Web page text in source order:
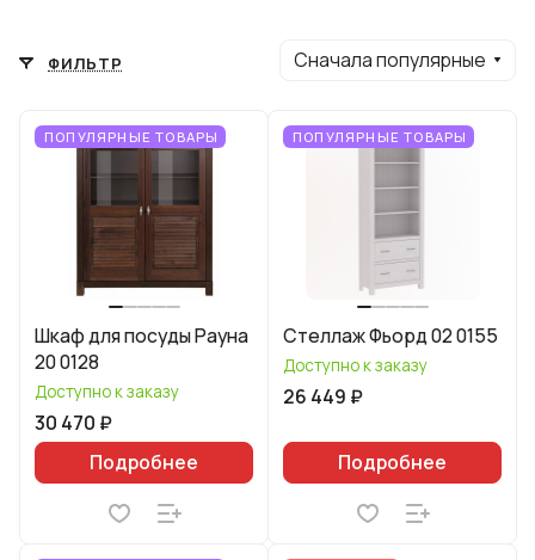
ФИЛЬТР Сначала популярные
ПОПУЛЯРНЫЕ ТОВАРЫ
Шкаф для посуды Рауна
20 0128
Доступно к заказу
30 470 ₽
Подробнее
ПОПУЛЯРНЫЕ ТОВАРЫ
Стеллаж Фьорд 02 0155
Доступно к заказу
26 449 ₽
Подробнее